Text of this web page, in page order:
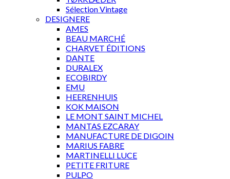
Sélection Vintage
DESIGNERE
AMES
BEAU MARCHÉ
CHARVET ÉDITIONS
DANTE
DURALEX
ECOBIRDY
EMU
HEERENHUIS
KOK MAISON
LE MONT SAINT MICHEL
MANTAS EZCARAY
MANUFACTURE DE DIGOIN
MARIUS FABRE
MARTINELLI LUCE
PETITE FRITURE
PULPO